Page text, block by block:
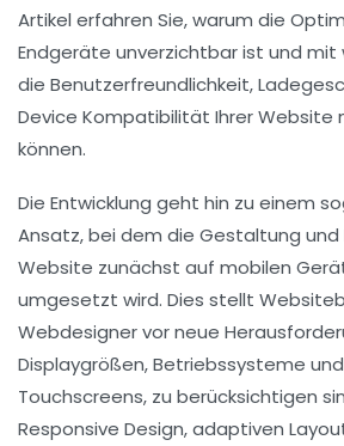
Artikel erfahren Sie, warum die
Endgeräte unverzichtbar ist und
die Benutzerfreundlichkeit,
Device Kompatibilität Ihrer Website
können.
Die Entwicklung geht hin zu einem
Ansatz, bei dem die Gestaltung
Website zunächst auf mobilen
umgesetzt wird. Dies stellt
Webdesigner vor neue
Displaygrößen, Betriebssysteme
Touchscreens, zu berücksichtigen
Responsive Design, adaptiven